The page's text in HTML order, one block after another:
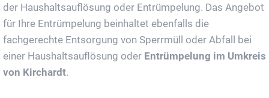
der Haushaltsauflösung oder Entrümpelung. Das Angebot
für Ihre Entrümpelung beinhaltet ebenfalls die
fachgerechte Entsorgung von Sperrmüll oder Abfall bei
einer Haushaltsauflösung oder Entrümpelung im Umkreis
von Kirchardt.